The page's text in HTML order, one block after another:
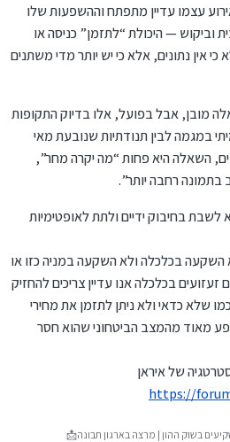
עצמו עדיין מתפתח וההשפעות שלו
וביקוש — היכולת “לתזמן” כניסה או
אין נתונים, אלא כי יש יותר מדי משתנים
מובן, אבל בפועל, אלו בדיוק התקופות
במגמה לבין תנודתיות שנובעת מאי
השאלה היא פחות “מה יקרה מחר”,
בתמונה רחבה יותר”.
לשבת בחיבוק ידיים ולתת לאופטימיות
בכלכלה ולא השקעה במניה כזו או
בכלכלה אנו עדיין צריכים להחזיק
שלא כדאי ולא ניתן לתזמן את מחירי
מאוד מהמצב הביטחוני שהוא חסר
של איראן
https://
בשוק ההון | מרצה בארגון תבונה📩